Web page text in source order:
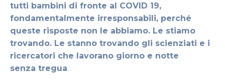
tutti bambini di fronte al COVID 19,
fondamentalmente irresponsabili, perché
queste risposte non le abbiamo. Le stiamo
trovando. Le stanno trovando gli scienziati e i
ricercatori che lavorano giorno e notte
senza tregua.